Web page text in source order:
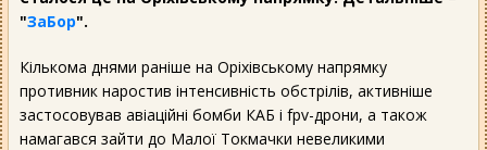
"ЗаБор".
Кількома днями раніше на Оріхівському напрямку
противник наростив інтенсивність обстрілів, активніше
застосовував авіаційні бомби КАБ і fpv-дрони, а також
намагався зайти до Малої Токмачки невеликими